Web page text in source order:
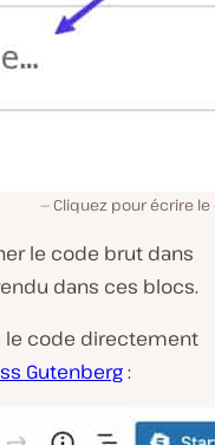
Cliquez pour écrire
le code brut dans
dans ces blocs.
le code directement
Gutenberg: